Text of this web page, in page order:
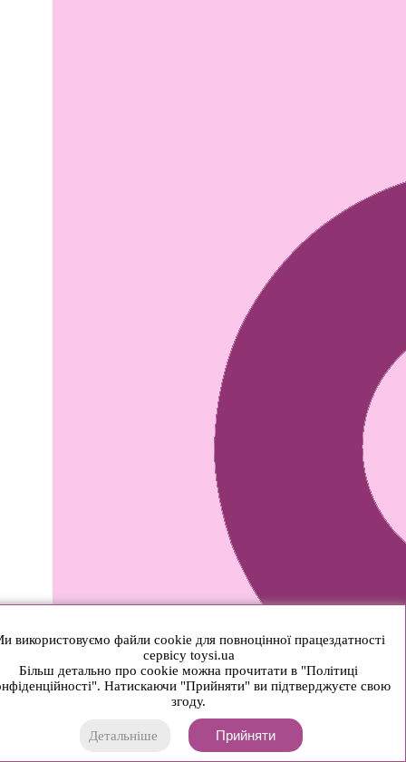
використовуємо файли cookie для повноцінної працездатності
сервісу toysi.ua
Більш детально про cookie можна прочитати в "Політиці
Натискаючи "Прийняти" ви підтверджуєте свою
згоду.
Детальніше Прийняти